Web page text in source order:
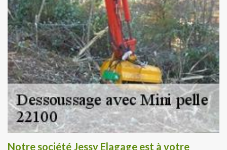
Notre société Jessy Elagage est à votre